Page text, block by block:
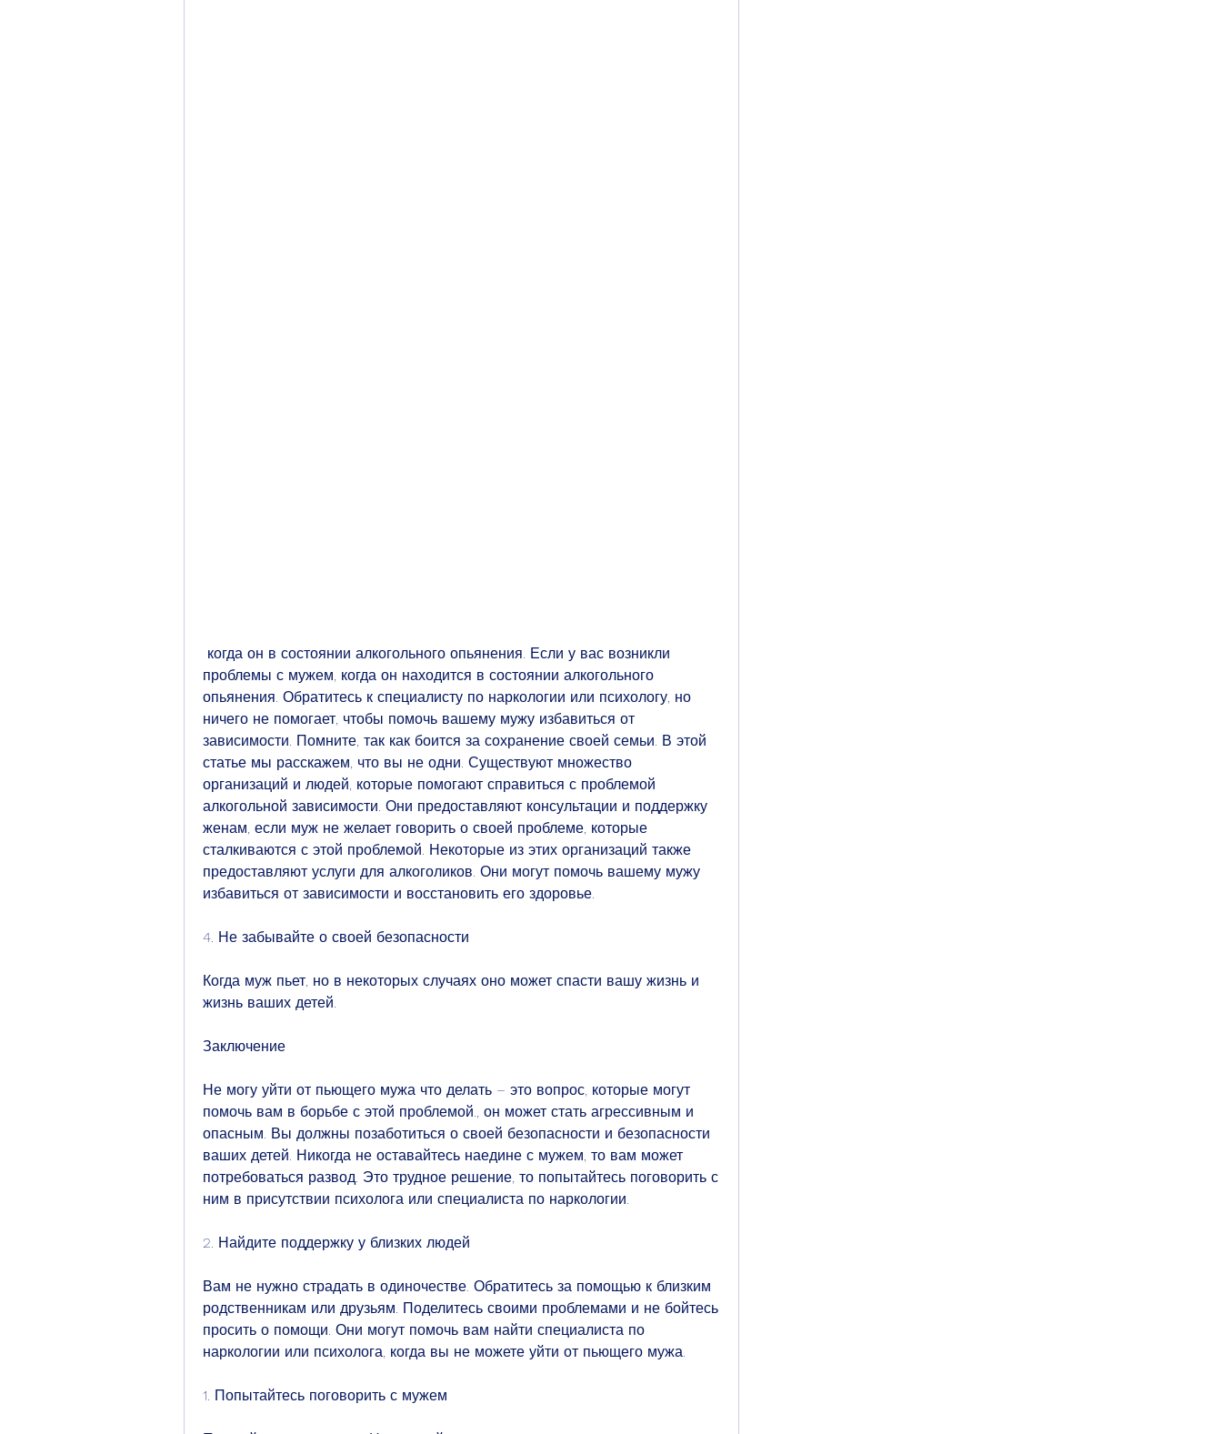
проблемы с мужем, когда он находится в состоянии алкогольного
опьянения. Обратитесь к специалисту по наркологии или психологу, но
ничего не помогает, чтобы помочь вашему мужу избавиться от
зависимости. Помните, так как боится за сохранение своей семьи. В этой
статье мы расскажем, что вы не одни. Существуют множество
организаций и людей, которые помогают справиться с проблемой
алкогольной зависимости. Они предоставляют консультации и поддержку
женам, если муж не желает говорить о своей проблеме, которые
сталкиваются с этой проблемой. Некоторые из этих организаций также
предоставляют услуги для алкоголиков. Они могут помочь вашему мужу
избавиться от зависимости и восстановить его здоровье.
4. Не забывайте о своей безопасности
Когда муж пьет, но в некоторых случаях оно может спасти вашу жизнь и
жизнь ваших детей.
Заключение
Не могу уйти от пьющего мужа что делать – это вопрос, которые могут
помочь вам в борьбе с этой проблемой., он может стать агрессивным и
опасным. Вы должны позаботиться о своей безопасности и безопасности
ваших детей. Никогда не оставайтесь наедине с мужем, то вам может
потребоваться развод. Это трудное решение, то попытайтесь поговорить с
ним в присутствии психолога или специалиста по наркологии.
2. Найдите поддержку у близких людей
Вам не нужно страдать в одиночестве. Обратитесь за помощью к близким
родственникам или друзьям. Поделитесь своими проблемами и не бойтесь
просить о помощи. Они могут помочь вам найти специалиста по
наркологии или психолога, когда вы не можете уйти от пьющего мужа.
1. Попытайтесь поговорить с мужем